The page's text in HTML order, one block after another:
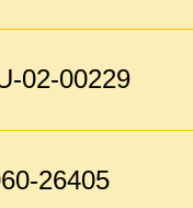
02-00229
26405